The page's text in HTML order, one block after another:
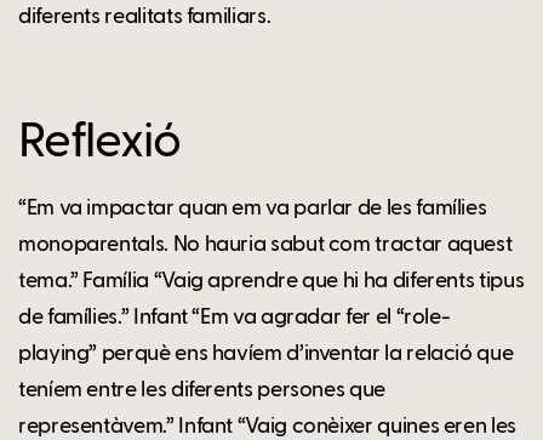
diferents realitats familiars.
Reflexió
“Em va impactar quan em va parlar de les famílies
monoparentals. No hauria sabut com tractar aquest
tema.” Família “Vaig aprendre que hi ha diferents tipus
de famílies.” Infant “Em va agradar fer el “role-
playing” perquè ens havíem d’inventar la relació que
teníem entre les diferents persones que
representàvem.” Infant “Vaig conèixer quines eren les